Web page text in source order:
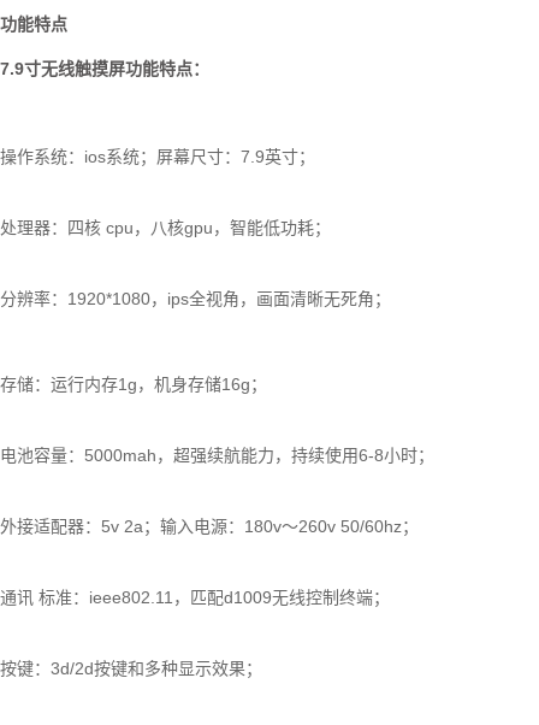
功能特点
7.9寸无线触摸屏功能特点：
操作系统：ios系统；屏幕尺寸：7.9英寸；
处理器：四核 cpu，八核gpu，智能低功耗；
分辨率：1920*1080，ips全视角，画面清晰无死角；
存储：运行内存1g，机身存储16g；
电池容量：5000mah，超强续航能力，持续使用6-8小时；
外接适配器：5v 2a；输入电源：180v～260v 50/60hz；
通讯 标准：ieee802.11，匹配d1009无线控制终端；
按键：3d/2d按键和多种显示效果；